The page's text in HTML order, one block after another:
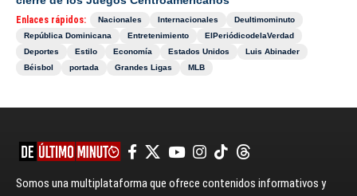
Enlaces rápidos: Nacionales Internacionales
Deultimominuto
República Dominicana
Entretenimiento
ElPeriódicodelaVerdad
Deportes
Estilo Economía Estados Unidos
Luis Abinader
Béisbol
portada Grandes Ligas MLB
Somos una multiplataforma que ofrece contenidos informativos y